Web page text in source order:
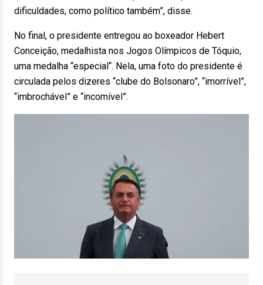
dificuldades, como político também”, disse.
No final, o presidente entregou ao boxeador Hebert
Conceição, medalhista nos Jogos Olímpicos de Tóquio,
uma medalha “especial“. Nela, uma foto do presidente é
circulada pelos dizeres “clube do Bolsonaro”, “imorrível”,
“imbrochável” e “incomível”.